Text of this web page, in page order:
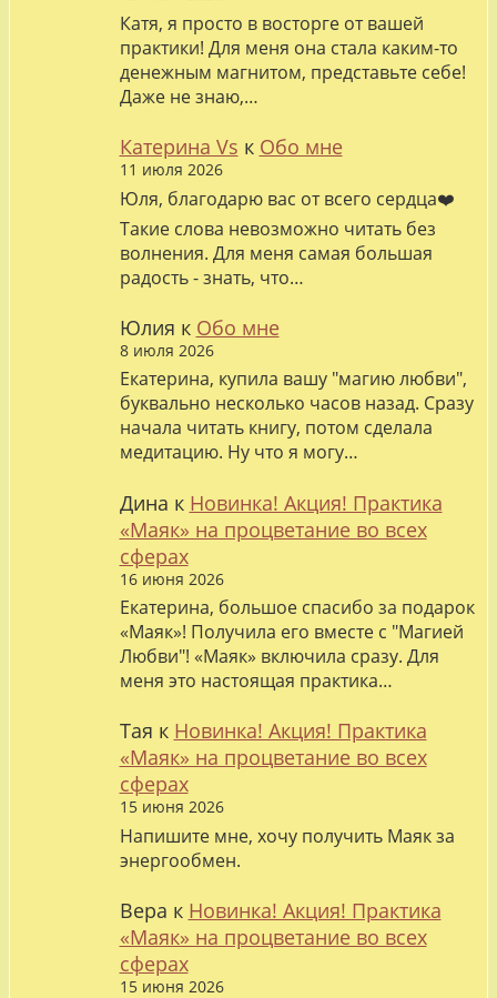
Катя, я просто в восторге от вашей
практики! Для меня она стала каким-то
денежным магнитом, представьте себе!
Даже не знаю,…
Катерина Vs к Обо мне
11 июля 2026
Юля, благодарю вас от всего сердца❤️
Такие слова невозможно читать без
волнения. Для меня самая большая
радость - знать, что…
Юлия к Обо мне
8 июля 2026
Екатерина, купила вашу "магию любви",
буквально несколько часов назад. Сразу
начала читать книгу, потом сделала
медитацию. Ну что я могу…
Дина к Новинка! Акция! Практика
«Маяк» на процветание во всех
сферах
16 июня 2026
Екатерина, большое спасибо за подарок
«Маяк»! Получила его вместе с "Магией
Любви"! «Маяк» включила сразу. Для
меня это настоящая практика…
Тая к Новинка! Акция! Практика
«Маяк» на процветание во всех
сферах
15 июня 2026
Напишите мне, хочу получить Маяк за
энергообмен.
Вера к Новинка! Акция! Практика
«Маяк» на процветание во всех
сферах
15 июня 2026